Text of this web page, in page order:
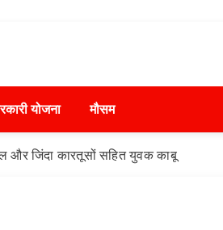
Hansi News Live, Haryana
Haryana Police Action,
AHN News, Abtak Haryana
योजना मौसम
और जिंदा कारतूसों सहित युवक काबू